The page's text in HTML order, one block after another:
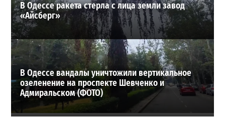
В Одессе ракета стерла с лица земли завод
«Айсберг»
В Одессе вандалы уничтожили вертикальное
озеленение на проспекте Шевченко и
Адмиральском (ФОТО)